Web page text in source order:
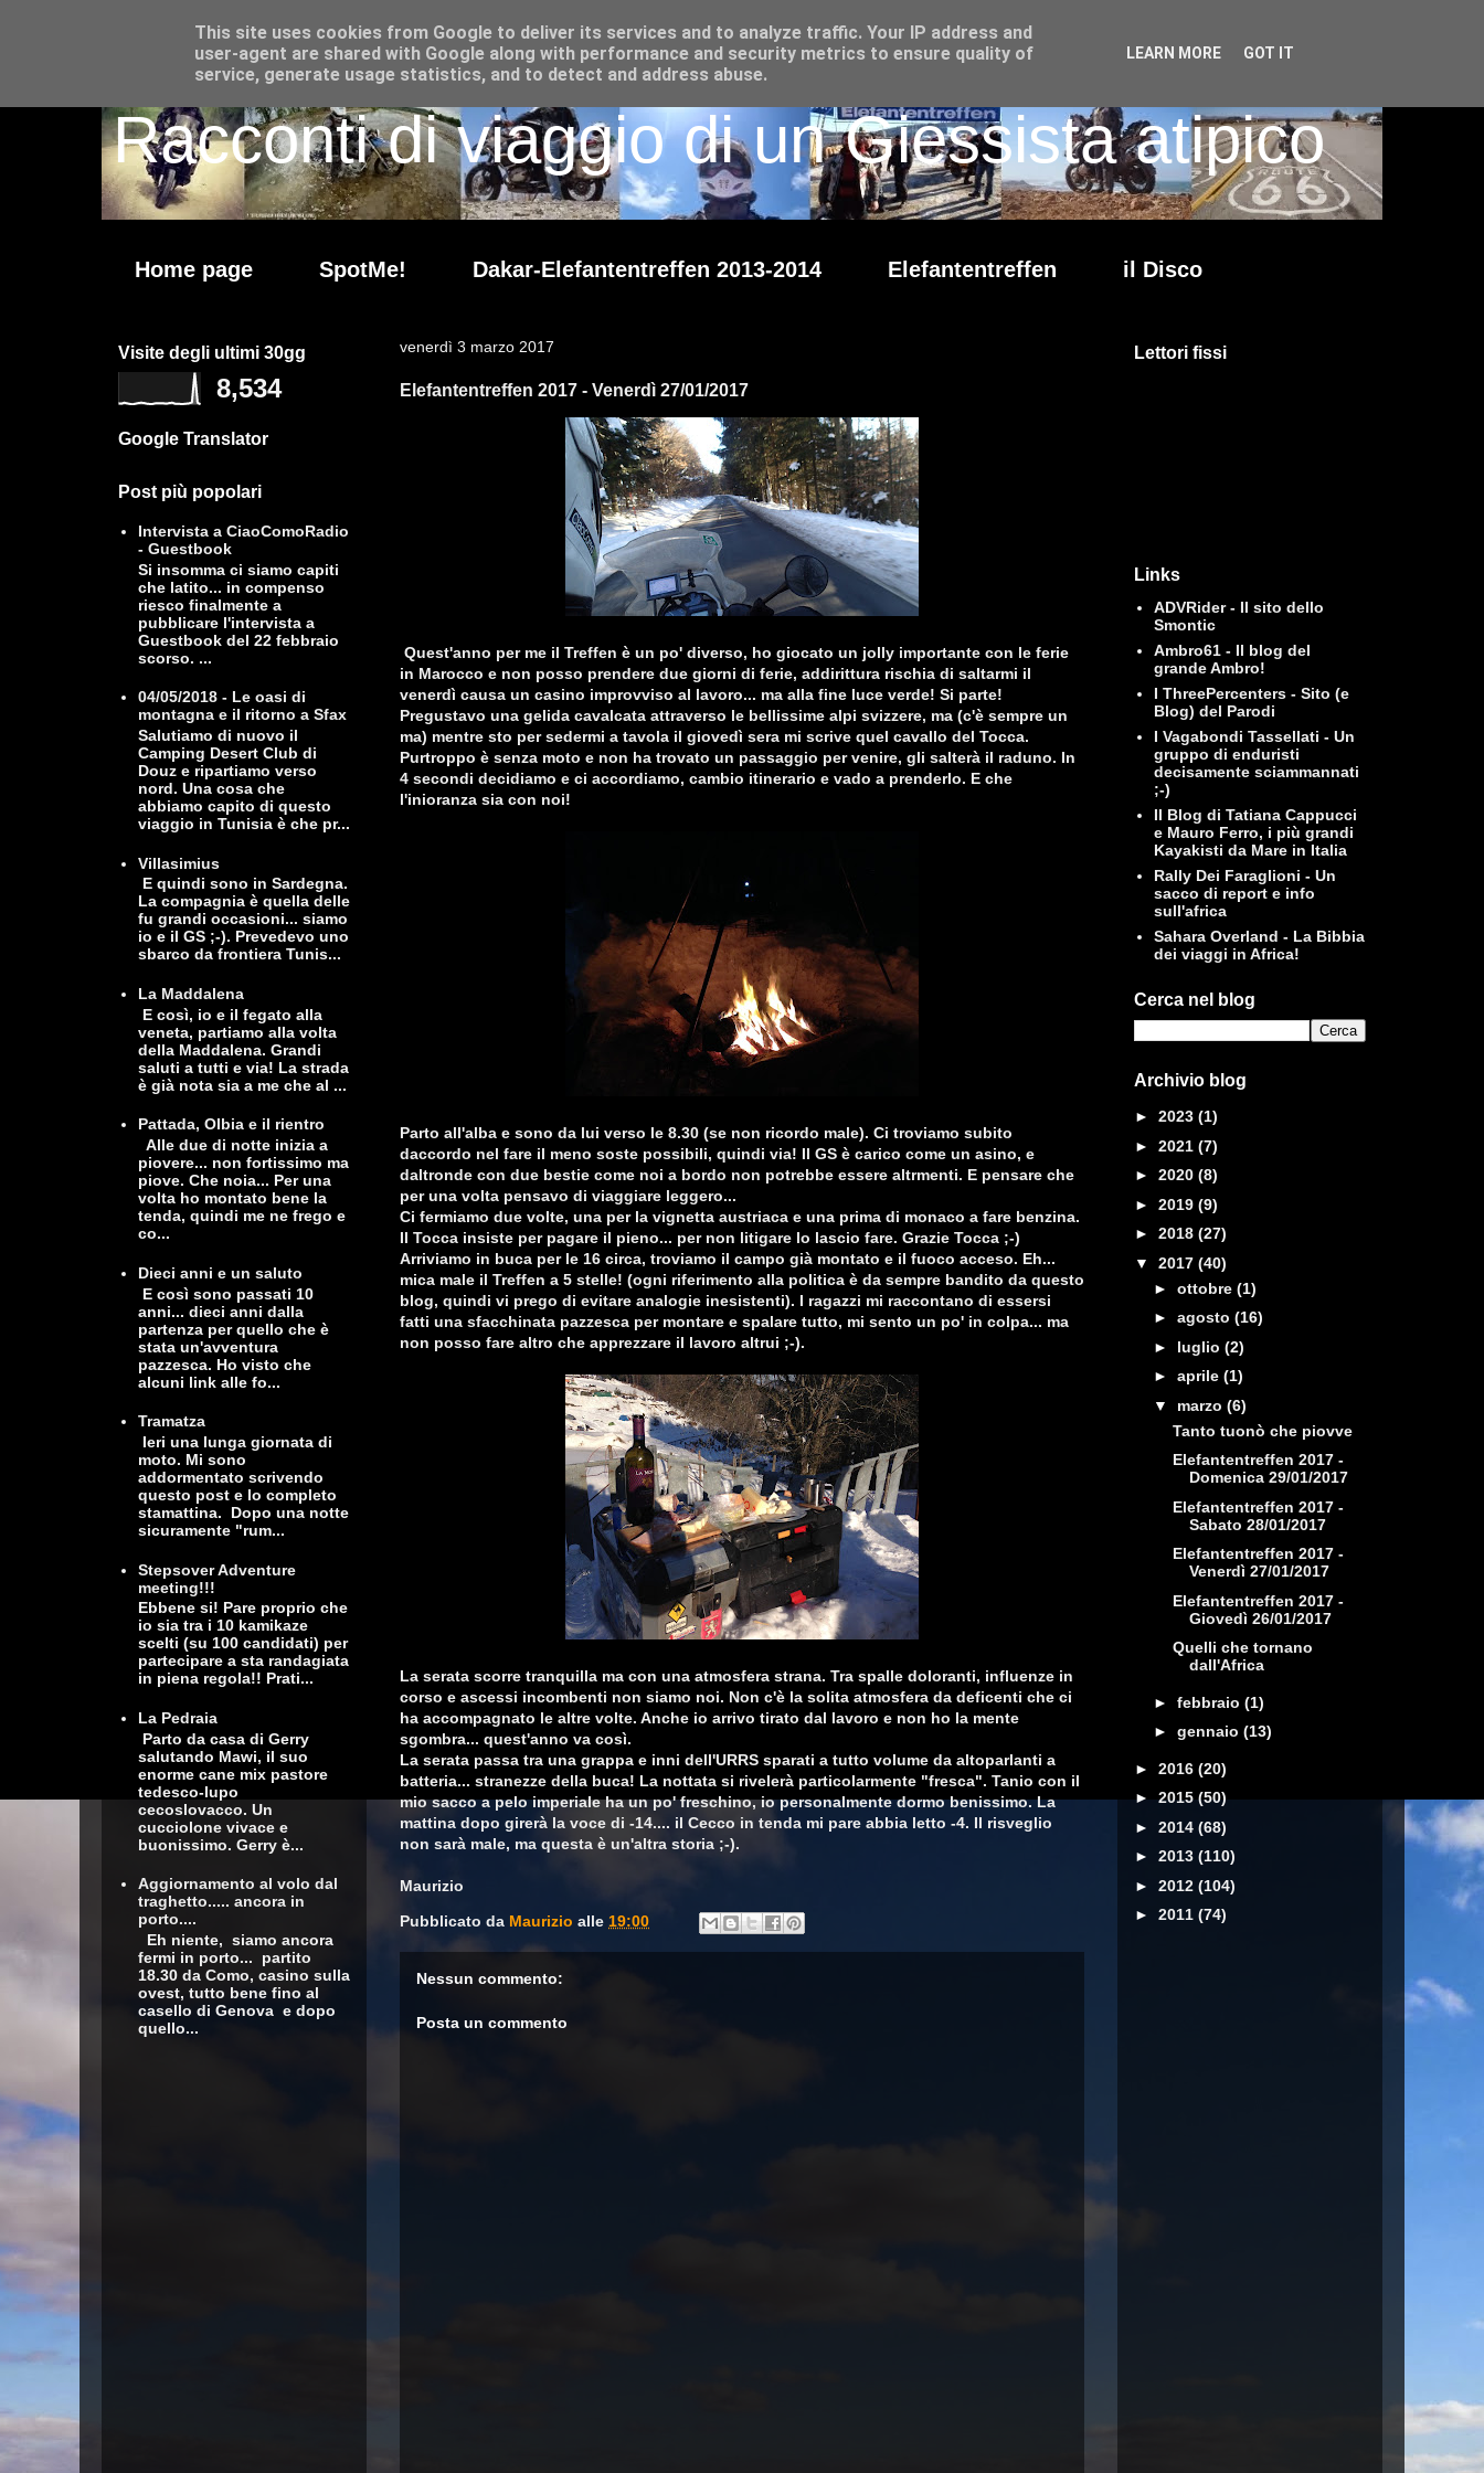
Racconti di viaggio di un Giessista atipico
Home page SpotMe! Dakar-Elefantentreffen 2013-2014 Elefantentreffen il Disco
venerdì 3 marzo 2017
Elefantentreffen 2017 - Venerdì 27/01/2017
Quest'anno per me il Treffen è un po' diverso, ho giocato un jolly importante con le ferie
in Marocco e non posso prendere due giorni di ferie, addirittura rischia di saltarmi il
venerdì causa un casino improvviso al lavoro... ma alla fine luce verde! Si parte!
Pregustavo una gelida cavalcata attraverso le bellissime alpi svizzere, ma (c'è sempre un
ma) mentre sto per sedermi a tavola il giovedì sera mi scrive quel cavallo del Tocca.
Purtroppo è senza moto e non ha trovato un passaggio per venire, gli salterà il raduno. In
4 secondi decidiamo e ci accordiamo, cambio itinerario e vado a prenderlo. E che
l'inioranza sia con noi!
Parto all'alba e sono da lui verso le 8.30 (se non ricordo male). Ci troviamo subito
daccordo nel fare il meno soste possibili, quindi via! Il GS è carico come un asino, e
daltronde con due bestie come noi a bordo non potrebbe essere altrmenti. E pensare che
per una volta pensavo di viaggiare leggero...
Ci fermiamo due volte, una per la vignetta austriaca e una prima di monaco a fare benzina.
Il Tocca insiste per pagare il pieno... per non litigare lo lascio fare. Grazie Tocca ;-)
Arriviamo in buca per le 16 circa, troviamo il campo già montato e il fuoco acceso. Eh...
mica male il Treffen a 5 stelle! (ogni riferimento alla politica è da sempre bandito da questo
blog, quindi vi prego di evitare analogie inesistenti). I ragazzi mi raccontano di essersi
fatti una sfacchinata pazzesca per montare e spalare tutto, mi sento un po' in colpa... ma
non posso fare altro che apprezzare il lavoro altrui ;-).
La serata scorre tranquilla ma con una atmosfera strana. Tra spalle doloranti, influenze in
corso e ascessi incombenti non siamo noi. Non c'è la solita atmosfera da deficenti che ci
ha accompagnato le altre volte. Anche io arrivo tirato dal lavoro e non ho la mente
sgombra... quest'anno va così.
La serata passa tra una grappa e inni dell'URRS sparati a tutto volume da altoparlanti a
batteria... stranezze della buca! La nottata si rivelerà particolarmente "fresca". Tanio con il
mio sacco a pelo imperiale ha un po' freschino, io personalmente dormo benissimo. La
mattina dopo girerà la voce di -14.... il Cecco in tenda mi pare abbia letto -4. Il risveglio
non sarà male, ma questa è un'altra storia ;-).
Maurizio
Pubblicato da Maurizio alle 19:00
Nessun commento:
Posta un commento
Visite degli ultimi 30gg
8,534
Google Translator
Post più popolari
Intervista a CiaoComoRadio
- Guestbook
Si insomma ci siamo capiti
che latito... in compenso
riesco finalmente a
pubblicare l'intervista a
Guestbook del 22 febbraio
scorso. ...
04/05/2018 - Le oasi di
montagna e il ritorno a Sfax
Salutiamo di nuovo il
Camping Desert Club di
Douz e ripartiamo verso
nord. Una cosa che
abbiamo capito di questo
viaggio in Tunisia è che pr...
Villasimius
E quindi sono in Sardegna.
La compagnia è quella delle
fu grandi occasioni... siamo
io e il GS ;-). Prevedevo uno
sbarco da frontiera Tunis...
La Maddalena
E così, io e il fegato alla
veneta, partiamo alla volta
della Maddalena. Grandi
saluti a tutti e via! La strada
è già nota sia a me che al ...
Pattada, Olbia e il rientro
Alle due di notte inizia a
piovere... non fortissimo ma
piove. Che noia... Per una
volta ho montato bene la
tenda, quindi me ne frego e
co...
Dieci anni e un saluto
E così sono passati 10
anni... dieci anni dalla
partenza per quello che è
stata un'avventura
pazzesca. Ho visto che
alcuni link alle fo...
Tramatza
Ieri una lunga giornata di
moto. Mi sono
addormentato scrivendo
questo post e lo completo
stamattina. Dopo una notte
sicuramente "rum...
Stepsover Adventure
meeting!!!
Ebbene si! Pare proprio che
io sia tra i 10 kamikaze
scelti (su 100 candidati) per
partecipare a sta randagiata
in piena regola!! Prati...
La Pedraia
Parto da casa di Gerry
salutando Mawi, il suo
enorme cane mix pastore
tedesco-lupo
cecoslovacco. Un
cucciolone vivace e
buonissimo. Gerry è...
Aggiornamento al volo dal
traghetto..... ancora in
porto....
Eh niente, siamo ancora
fermi in porto... partito
18.30 da Como, casino sulla
ovest, tutto bene fino al
casello di Genova e dopo
quello...
Lettori fissi
Links
ADVRider - Il sito dello
Smontic
Ambro61 - Il blog del
grande Ambro!
I ThreePercenters - Sito (e
Blog) del Parodi
I Vagabondi Tassellati - Un
gruppo di enduristi
decisamente sciammannati
;-)
Il Blog di Tatiana Cappucci
e Mauro Ferro, i più grandi
Kayakisti da Mare in Italia
Rally Dei Faraglioni - Un
sacco di report e info
sull'africa
Sahara Overland - La Bibbia
dei viaggi in Africa!
Cerca nel blog
Archivio blog
► 2023 (1)
► 2021 (7)
► 2020 (8)
► 2019 (9)
► 2018 (27)
▼ 2017 (40)
► ottobre (1)
► agosto (16)
► luglio (2)
► aprile (1)
▼ marzo (6)
Tanto tuonò che piovve
Elefantentreffen 2017 -
Domenica 29/01/2017
Elefantentreffen 2017 -
Sabato 28/01/2017
Elefantentreffen 2017 -
Venerdì 27/01/2017
Elefantentreffen 2017 -
Giovedì 26/01/2017
Quelli che tornano
dall'Africa
► febbraio (1)
► gennaio (13)
► 2016 (20)
►2015(50)
► 2014 (68)
► 2013 (110)
► 2012 (104)
► 2011 (74)
This site uses cookies from Google to deliver its services and to analyze traffic. Your IP address and
user-agent are shared with Google along with performance and security metrics to ensure quality of
service, generate usage statistics, and to detect and address abuse.
LEARN MORE GOT IT